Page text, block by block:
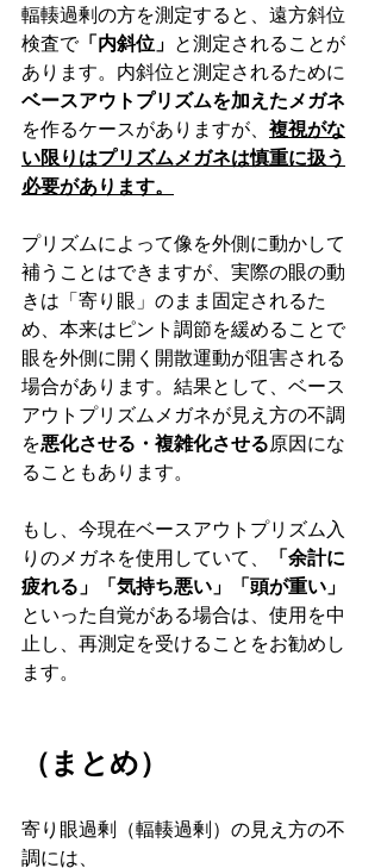
輻輳過剰の方を測定すると、遠方斜位
検査で「内斜位」 と測定されることが
あります。内斜位と測定されるために
ベースアウトプリズムを加えたメガネ
を作るケースがありますが、 複視がな
い限りはプリズムメガネは慎重に扱う
必要があります。
プリズムによって像を外側に動かして
補うことはできますが、実際の眼の動
きは「寄り眼」のまま固定されるた
め、本来はピント調節を緩めることで
眼を外側に開く開散運動が阻害される
場合があります。結果として、ベース
アウトプリズムメガネが見え方の不調
を悪化させる・複雑化させる原因にな
ることもあります。
もし、今現在ベースアウトプリズム入
りのメガネを使用していて、
「余計に
疲れる」「気持ち悪い」「頭が重い」
といった自覚がある場合は、使用を中
止し、再測定を受けることをお勧めし
ます。
（まとめ）
寄り眼過剰（輻輳過剰）の見え方の不
調には、